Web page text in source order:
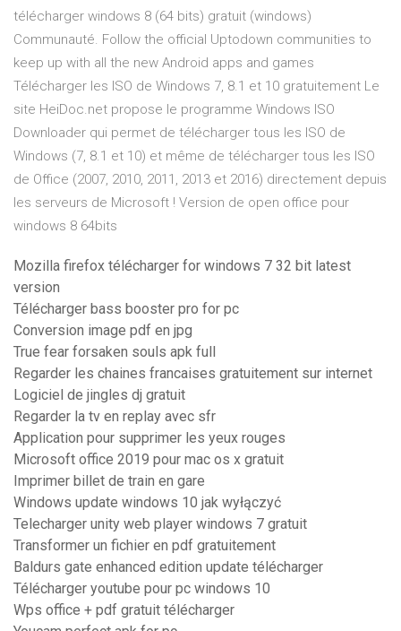
télécharger windows 8 (64 bits) gratuit (windows)
Communauté. Follow the official Uptodown communities to
keep up with all the new Android apps and games
Télécharger les ISO de Windows 7, 8.1 et 10 gratuitement Le
site HeiDoc.net propose le programme Windows ISO
Downloader qui permet de télécharger tous les ISO de
Windows (7, 8.1 et 10) et même de télécharger tous les ISO
de Office (2007, 2010, 2011, 2013 et 2016) directement depuis
les serveurs de Microsoft ! Version de open office pour
windows 8 64bits
Mozilla firefox télécharger for windows 7 32 bit latest
version
Télécharger bass booster pro for pc
Conversion image pdf en jpg
True fear forsaken souls apk full
Regarder les chaines francaises gratuitement sur internet
Logiciel de jingles dj gratuit
Regarder la tv en replay avec sfr
Application pour supprimer les yeux rouges
Microsoft office 2019 pour mac os x gratuit
Imprimer billet de train en gare
Windows update windows 10 jak wyłączyć
Telecharger unity web player windows 7 gratuit
Transformer un fichier en pdf gratuitement
Baldurs gate enhanced edition update télécharger
Télécharger youtube pour pc windows 10
Wps office + pdf gratuit télécharger